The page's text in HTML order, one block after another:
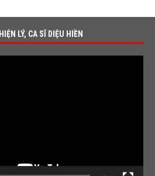
LÝ, CA SĨ DIỆU HIỀN